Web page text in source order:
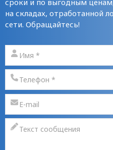
на складах, отработанной
сети. Обращайтесь!